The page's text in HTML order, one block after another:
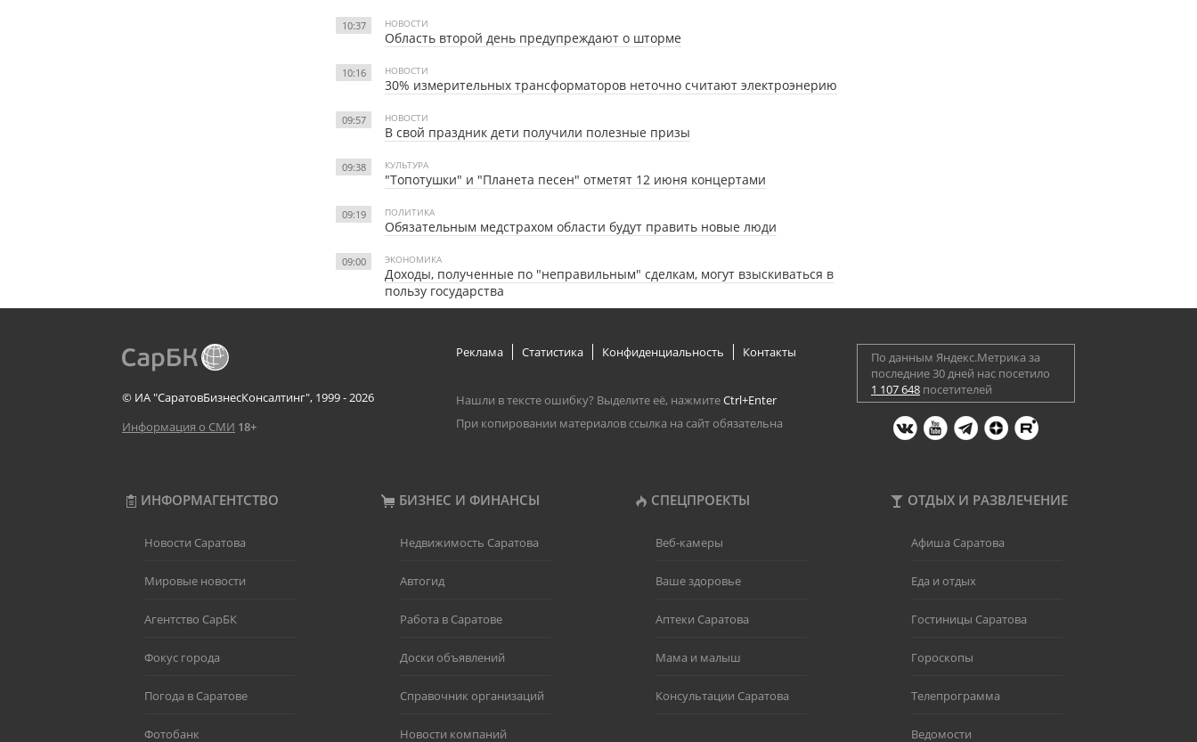
10:37 НОВОСТИ
Область второй день предупреждают о шторме
10:16 НОВОСТИ
30% измерительных трансформаторов неточно считают электроэнерию
09:57 НОВОСТИ
В свой праздник дети получили полезные призы
09:38 КУЛЬТУРА
"Топотушки" и "Планета песен" отметят 12 июня концертами
09:19 ПОЛИТИКА
Обязательным медстрахом области будут править новые люди
09:00 ЭКОНОМИКА
Доходы, полученные по "неправильным" сделкам, могут взыскиваться в
пользу государства
© ИА "СаратовБизнесКонсалтинг", 1999 - 2026
Информация о СМИ 18+
Реклама Статистика Конфиденциальность Контакты
Нашли в тексте ошибку? Выделите её, нажмитеCtrl+Enter
При копировании материалов ссылка на сайт обязательна
По данным Яндекс.Метрика за
последние 30 дней нас посетило
1 107 648 посетителей
ИНФОРМАГЕНТСТВО БИЗНЕС И ФИНАНСЫ СПЕЦПРОЕКТЫ ОТДЫХ И РАЗВЛЕЧЕНИЕ
Новости Саратова
Мировые новости
Агентство СарБК
Фокус города
Погода в Саратове
Фотобанк
Недвижимость Саратова
Автогид
Работа в Саратове
Доски объявлений
Справочник организаций
Новости компаний
Веб-камеры
Ваше здоровье
Аптеки Саратова
Мама и малыш
Консультации Саратова
Афиша Саратова
Еда и отдых
Гостиницы Саратова
Гороскопы
Телепрограмма
Ведомости